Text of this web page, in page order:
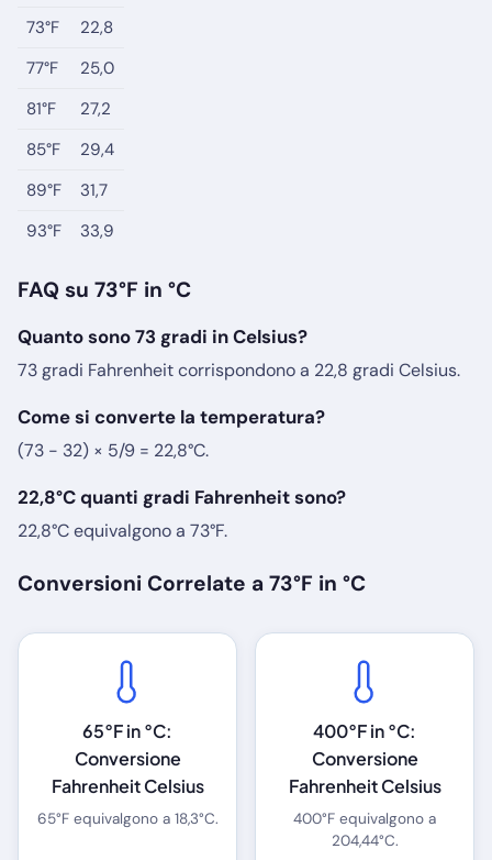
73°F
22,8
77°F
25,0
81°F
27,2
85°F
29,4
89°F
31,7
93°F
33,9
FAQ su 73°F in °C
Quanto sono 73 gradi in Celsius?
73 gradi Fahrenheit corrispondono a 22,8 gradi Celsius.
Come si converte la temperatura?
(73 - 32) × 5/9 = 22,8°C.
22,8°C quanti gradi Fahrenheit sono?
22,8°C equivalgono a 73°F.
Conversioni Correlate a 73°F in °C
65°F in °C:
Conversione
Fahrenheit Celsius
65°F equivalgono a 18,3°C.
400°F in °C:
Conversione
Fahrenheit Celsius
400°F equivalgono a
204,44°C.